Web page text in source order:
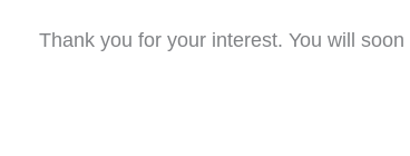
Thank you for your interest. You will